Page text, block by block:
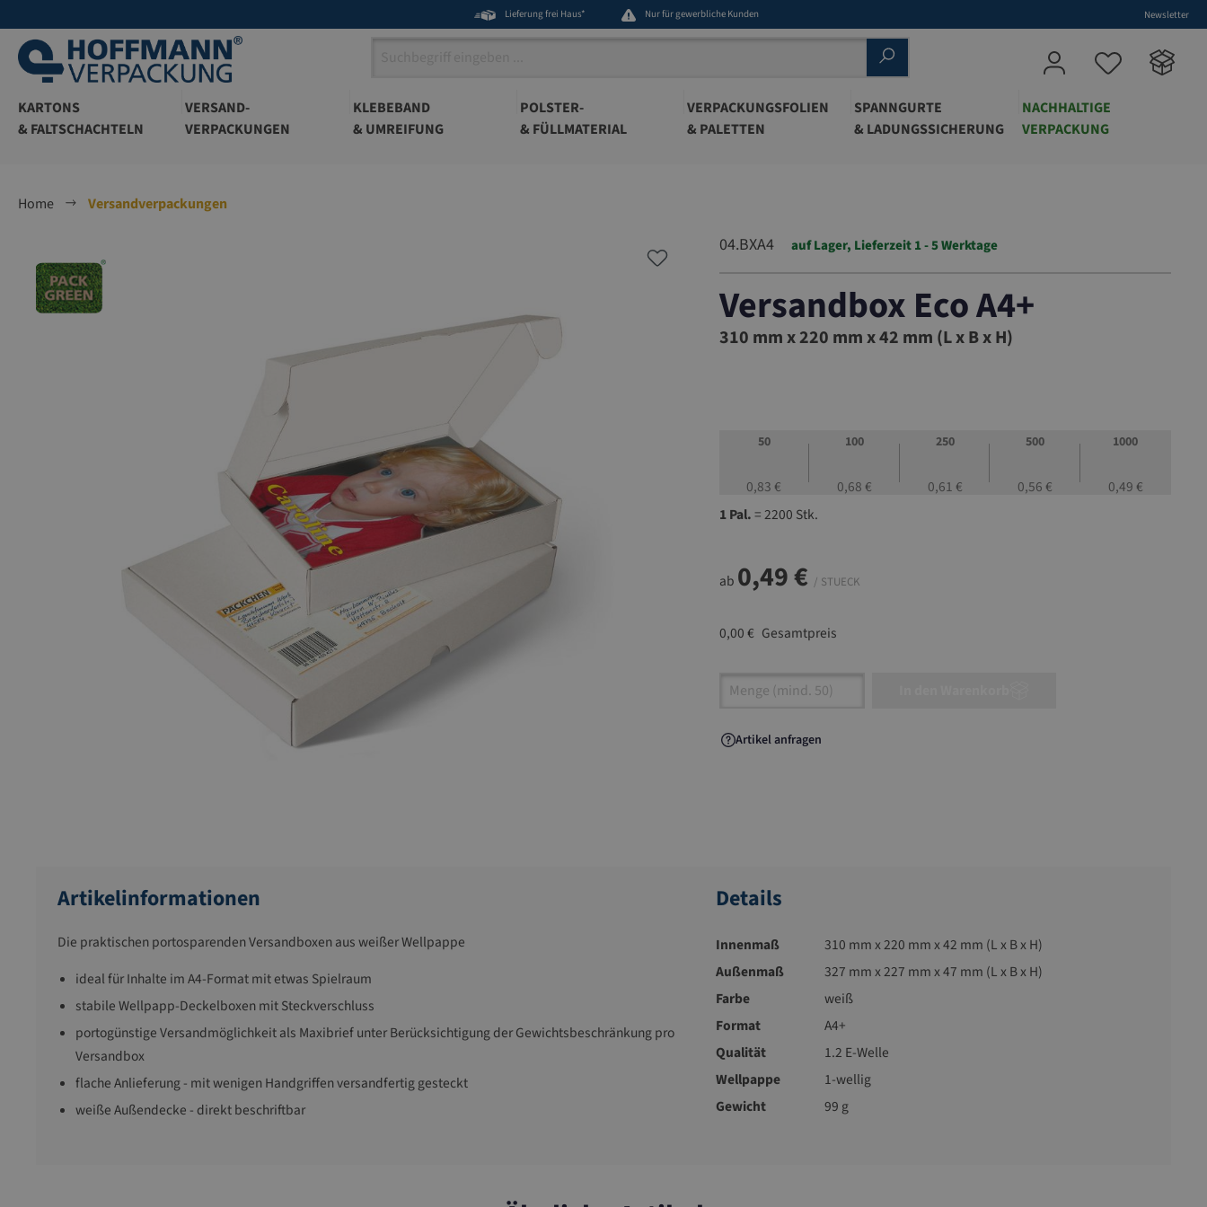
Lieferung frei Haus* Nur für gewerbliche Kunden Newsletter
KARTONS
& FALTSCHACHTELN
VERSAND-
VERPACKUNGEN
KLEBEBAND
& UMREIFUNG
POLSTER-
& FÜLLMATERIAL
VERPACKUNGSFOLIEN
& PALETTEN
SPANNGURTE
& LADUNGSSICHERUNG
NACHHALTIGE
VERPACKUNG
Home
Versandverpackungen
04.BXA4 auf Lager, Lieferzeit 1 - 5 Werktage
Versandbox Eco A4+
04.BXA4
310 mm x 220 mm x 42 mm (L x B x H)
50
0,83 €
100
0,68 €
250
0,61 €
500
0,56 €
1000
0,49 €
1 Pal.= 2200 Stk.
ab 0,49 € / STUECK
0,00 € Gesamtpreis
Artikel Anzahl: Gib den gewünschten Wert ein oder
Artikel anfragen
Artikelinformationen
Die praktischen portosparenden Versandboxen aus weißer Wellpappe
ideal für Inhalte im A4-Format mit etwas Spielraum
stabile Wellpapp-Deckelboxen mit Steckverschluss
portogünstige Versandmöglichkeit als Maxibrief unter Berücksichtigung der Gewichtsbeschränkung pro
Versandbox
flache Anlieferung - mit wenigen Handgriffen versandfertig gesteckt
weiße Außendecke - direkt beschriftbar
Details
Innenmaß
310 mm x 220 mm x 42 mm (L x B x H)
Außenmaß
327 mm x 227 mm x 47 mm (L x B x H)
Farbe
weiß
Format
A4+
Qualität
1.2 E-Welle
Wellpappe
1-wellig
Gewicht
99 g